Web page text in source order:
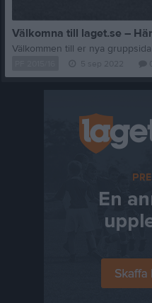
Välkomna till laget.se –